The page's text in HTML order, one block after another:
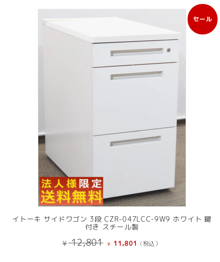
セール
販
売
イトーキ サイドワゴン 3段 CZR-047LCC-9W9 ホワイト 鍵
付き スチール製
¥12,801 元
¥ 11,801 現
(税込）